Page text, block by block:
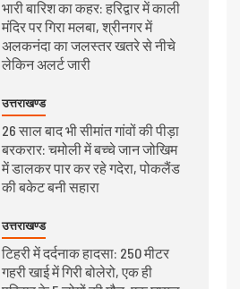
भारी बारिश का कहर: हरिद्वार में काली
मंदिर पर गिरा मलबा, श्रीनगर में
अलकनंदा का जलस्तर खतरे से नीचे
लेकिन अलर्ट जारी
उत्तराखण्ड
26 साल बाद भी सीमांत गांवों की पीड़ा
बरकरार: चमोली में बच्चे जान जोखिम
में डालकर पार कर रहे गदेरा, पोकलैंड
की बकेट बनी सहारा
उत्तराखण्ड
टिहरी में दर्दनाक हादसा: 250 मीटर
गहरी खाई में गिरी बोलेरो, एक ही